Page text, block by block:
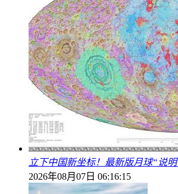
立下中国新坐标！最新版月球“说
2026年08月07日 06:16:15